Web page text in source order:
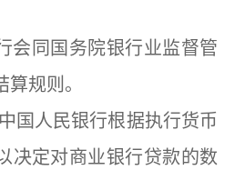
同国务院银行业监督管
规则。
人民银行根据执行货币
决定对商业银行贷款的数